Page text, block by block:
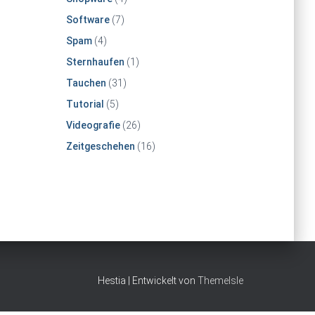
Software(7)
Spam(4)
Sternhaufen (1)
Tauchen (31)
Tutorial (5)
Videografie(26)
Zeitgeschehen (16)
Hestia | Entwickelt von ThemeIsle